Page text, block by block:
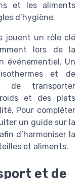
et les aliments
d’hygiène.
jouent un rôle clé
lors de la
événementiel. Un
et de
de transporter
et des plats
Pour compléter
un guide sur la
d’harmoniser la
et aliments.
et de